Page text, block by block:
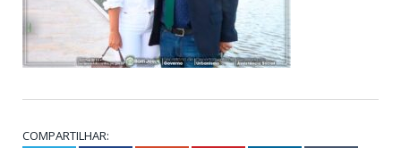
COMPARTILHAR: